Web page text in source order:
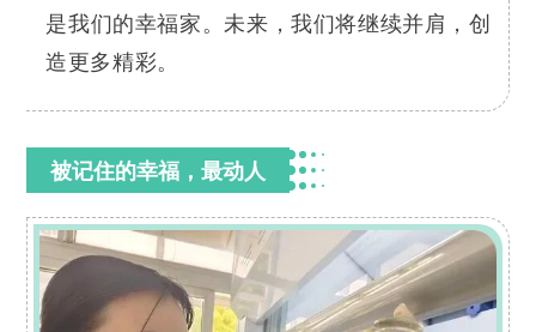
是我们的幸福家。未来，我们将继续并肩，创
造更多精彩。
被记住的幸福，最动人